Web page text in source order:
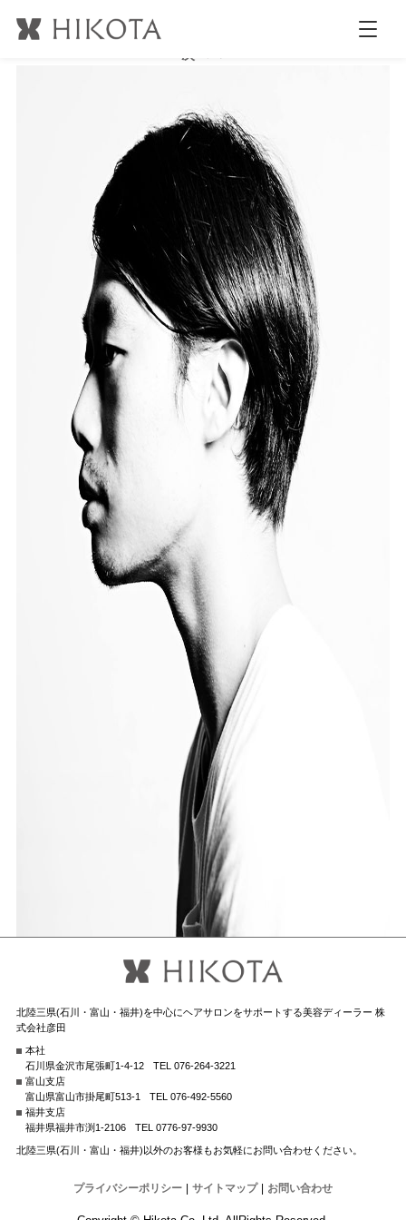
公開日時:
2017.3.14 768 × 960 松山優介 PHOTOSHOOTING
北陸三県(石川・富山・福井)を中心にヘアサロンをサポートする美容ディーラー 株
式会社彦田
本社
石川県金沢市尾張町1-4-12
TEL 076-264-3221
富山支店
富山県富山市掛尾町513-1
TEL 076-492-5560
福井支店
福井県福井市渕1-2106
TEL 0776-97-9930
北陸三県(石川・富山・福井)以外のお客様もお気軽にお問い合わせください。
プライバシーポリシー サイトマップ お問い合わせ